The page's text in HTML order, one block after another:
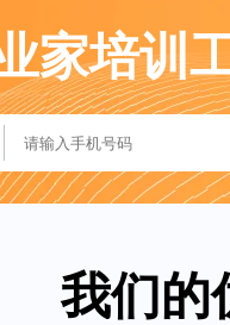
家培训
我们的